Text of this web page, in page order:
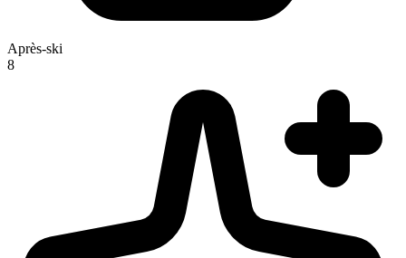
Après-ski
8